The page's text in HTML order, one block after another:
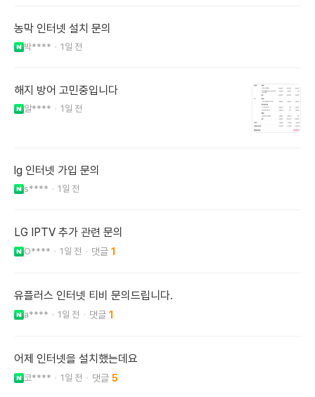
농막 인터넷 설치 문의
박**** 1일 전
해지 방어 고민중입니다
알**** 1일 전
lg 인터넷 가입 문의
s**** 1일 전
LG IPTV 추가 관련 문의
O**** 1일 전 1
유플러스 인터넷 티비 문의드립니다.
a**** 1일 전 1
어제 인터넷을 설치했는데요
코**** 1일 전 5